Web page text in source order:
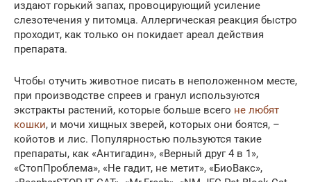
издают горький запах, провоцирующий усиление
слезотечения у питомца. Аллергическая реакция быстро
проходит, как только он покидает ареал действия
препарата.
Чтобы отучить животное писать в неположенном месте,
при производстве спреев и гранул используются
экстракты растений, которые больше всего не любят
кошки, и мочи хищных зверей, которых они боятся, –
койотов и лис. Популярностью пользуются такие
препараты, как «Антигадин», «Верный друг 4 в 1»,
«СтопПроблема», «Не гадит, не метит», «БиоВакс»,